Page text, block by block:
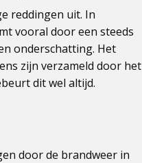
reddingen uit. In
vooral door een steeds
onderschatting. Het
zijn verzameld door het
dit wel altijd.
door de brandweer in